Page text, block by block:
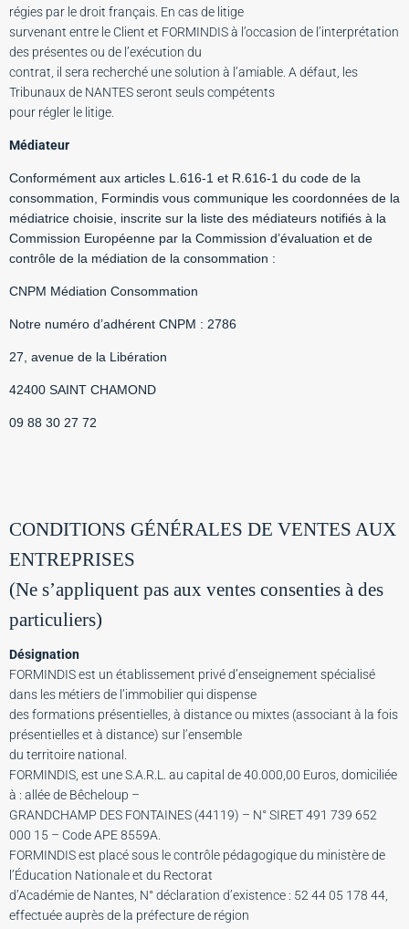
régies par le droit français. En cas de litige
survenant entre le Client et FORMINDIS à l’occasion de l’interprétation
des présentes ou de l’exécution du
contrat, il sera recherché une solution à l’amiable. A défaut, les
Tribunaux de NANTES seront seuls compétents
pour régler le litige.
Médiateur
Conformément aux articles L.616-1 et R.616-1 du code de la
consommation, Formindis vous communique les coordonnées de la
médiatrice choisie, inscrite sur la liste des médiateurs notifiés à la
Commission Européenne par la Commission d’évaluation et de
contrôle de la médiation de la consommation :
CNPM Médiation Consommation
Notre numéro d’adhérent CNPM : 2786
27, avenue de la Libération
42400 SAINT CHAMOND
09 88 30 27 72
CONDITIONS GÉNÉRALES DE VENTES AUX
ENTREPRISES
(Ne s’appliquent pas aux ventes consenties à des
particuliers)
Désignation
FORMINDIS est un établissement privé d’enseignement spécialisé
dans les métiers de l’immobilier qui dispense
des formations présentielles, à distance ou mixtes (associant à la fois
présentielles et à distance) sur l’ensemble
du territoire national.
FORMINDIS, est une S.A.R.L. au capital de 40.000,00 Euros, domiciliée
à : allée de Bêcheloup –
GRANDCHAMP DES FONTAINES (44119) – N° SIRET 491 739 652
000 15 – Code APE 8559A.
FORMINDIS est placé sous le contrôle pédagogique du ministère de
l’Éducation Nationale et du Rectorat
d’Académie de Nantes, N° déclaration d’existence : 52 44 05 178 44,
effectuée auprès de la préfecture de région